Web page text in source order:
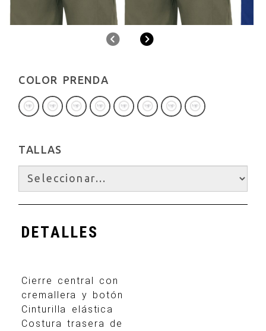
AnteriorSiguiente
COLOR PRENDA
TALLAS
DETALLES
Cierre central con
cremallera y botón
Cinturilla elástica
Costura trasera de